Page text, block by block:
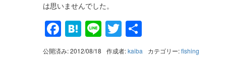
は思いませんでした。
Facebook
Hatena
LineTwitter
有
公開済み: 2012/08/18 作成者:kaiba カテゴリー:fishing